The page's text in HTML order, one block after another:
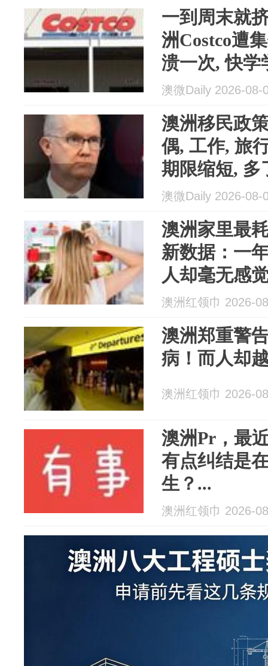
一到周末就
洲Costco遭
溃一次, 快学
澳微Daily 2026-08-
澳洲移民政
偶, 工作, 旅
期限缩短, 多
留澳更难
澳微Daily 2026-08-
澳洲家里最
新数据：一
人却毫无感
澳洲红领巾 2026-
澳洲郑重警
病！而人却
澳洲红领巾 2026-
澳洲Pr，最
有点纠结是
生？...
澳洲红领巾 2026-